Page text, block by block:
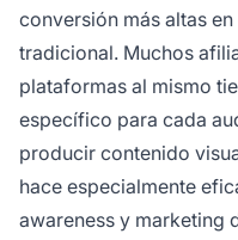
conversión más altas
tradicional. Muchos
plataformas al mismo
específico para cada
producir contenido
hace especialmente
awareness y marketing